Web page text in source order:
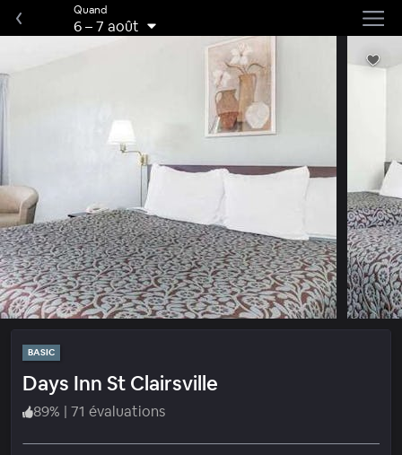
Quand
6–7 août
BASIC
Days Inn St Clairsville
89% | 71 évaluations